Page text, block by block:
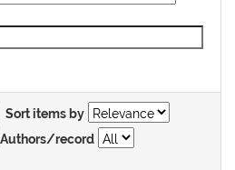
Sort items by
Authors/record